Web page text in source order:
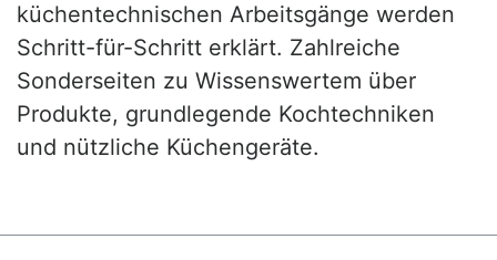
küchentechnischen Arbeitsgänge werden
Schritt-für-Schritt erklärt. Zahlreiche
Sonderseiten zu Wissenswertem über
Produkte, grundlegende Kochtechniken
und nützliche Küchengeräte.